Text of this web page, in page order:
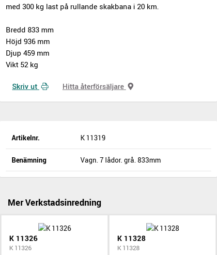
med 300 kg last på rullande skakbana i 20 km.
Bredd 833 mm
Höjd 936 mm
Djup 459 mm
Vikt 52 kg
Skriv ut Hitta återförsäljare
Artikelnr. K 11319
Benämning Vagn. 7 lådor. grå. 833mm
Mer Verkstadsinredning
K 11326
K 11326
K 11328
K 11328